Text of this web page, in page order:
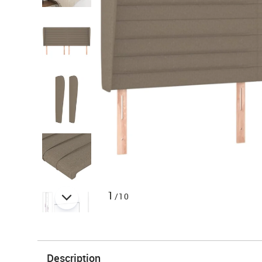
1 /10
Description